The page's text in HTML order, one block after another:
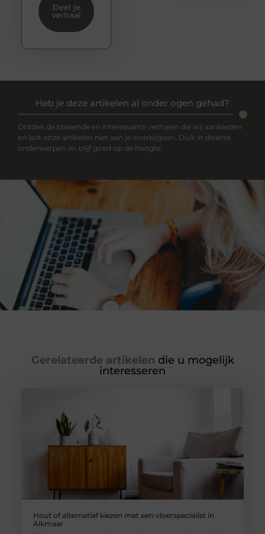
Deel je
verhaal
Heb je deze artikelen al onder ogen gehad?
Ontdek de boeiende en interessante verhalen die wij aanbieden
en laat onze artikelen niet aan je voorbijgaan. Duik in diverse
onderwerpen en blijf goed op de hoogte.
Gerelateerde artikelen die u mogelijk
interesseren
Hout of alternatief kiezen met een vloerspecialist in
Alkmaar